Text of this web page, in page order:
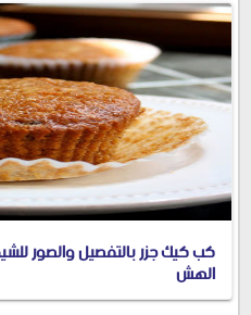
كب كيك جزر بالتفصيل والصور
الهش